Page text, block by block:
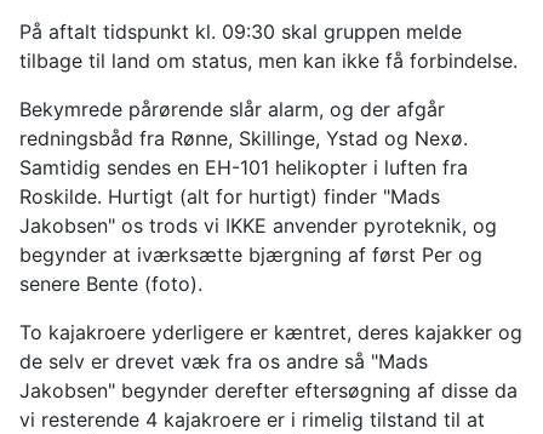
På aftalt tidspunkt kl. 09:30 skal gruppen melde
tilbage til land om status, men kan ikke få forbindelse.
Bekymrede pårørende slår alarm, og der afgår
redningsbåd fra Rønne, Skillinge, Ystad og Nexø.
Samtidig sendes en EH-101 helikopter i luften fra
Roskilde. Hurtigt (alt for hurtigt) finder "Mads
Jakobsen" os trods vi IKKE anvender pyroteknik, og
begynder at iværksætte bjærgning af først Per og
senere Bente (foto).
To kajakroere yderligere er kæntret, deres kajakker og
de selv er drevet væk fra os andre så "Mads
Jakobsen" begynder derefter eftersøgning af disse da
vi resterende 4 kajakroere er i rimelig tilstand til at